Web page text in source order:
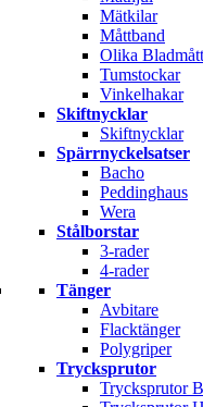
Mätkilar
Måttband
Olika Bladmått
Tumstockar
Vinkelhakar
Skiftnycklar
Skiftnycklar
Spärrnyckelsatser
Bacho
Peddinghaus
Wera
Stålborstar
3-rader
4-rader
Tänger
Avbitare
Flacktänger
Polygriper
Trycksprutor
Trycksprutor